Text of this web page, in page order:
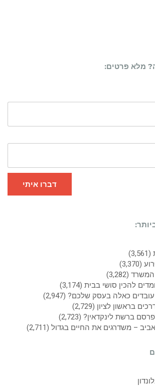
מלא פרטים:
דברו איתי
(3,561)
(3,370)
המשרד (3,282)
להכין סושי בבית (3,174)
כאלה בעסק שלכם? (2,947)
בראשון לציון (2,729)
ברשת לינקדאין? (2,723)
אביב – משדרגים את החיים בגדול (2,711)